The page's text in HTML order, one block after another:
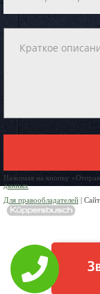
Нажимая на кнопку
данных
Для правообладателей |